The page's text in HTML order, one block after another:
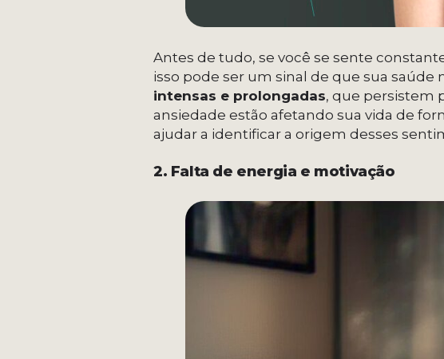
Antes de tudo, se você se sente
isso pode ser um sinal de que sua saúde
intensas e prolongadas, que persistem
ansiedade estão afetando sua vida de
ajudar a identificar a origem desses
2. Falta de energia e motivação